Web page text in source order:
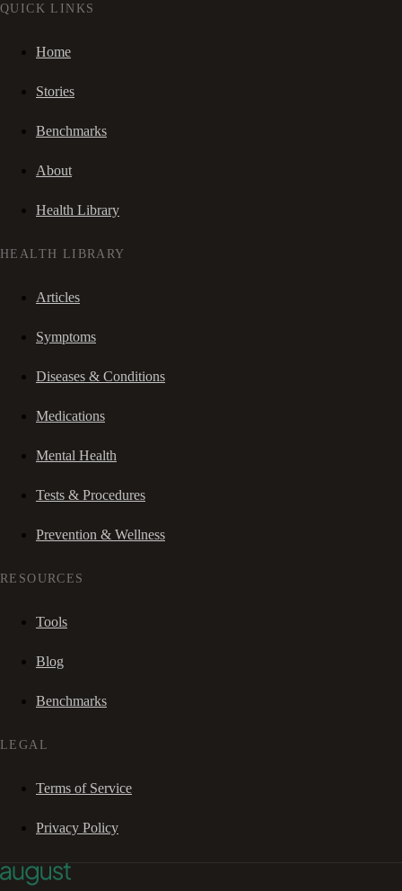
QUICK LINKS
Home
Stories
Benchmarks
About
Health Library
HEALTH LIBRARY
Articles
Symptoms
Diseases & Conditions
Medications
Mental Health
Tests & Procedures
Prevention & Wellness
RESOURCES
Tools
Blog
Benchmarks
LEGAL
Terms of Service
Privacy Policy